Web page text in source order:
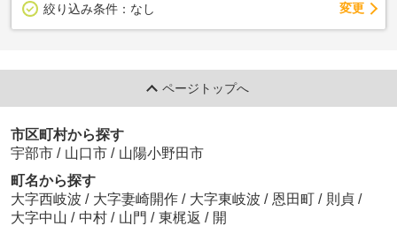
絞り込み条件： なし 変更
ページトップへ
市区町村から探す
宇部市 / 山口市 / 山陽小野田市
町名から探す
大字西岐波 / 大字妻崎開作 / 大字東岐波 / 恩田町 / 則貞 /
大字中山 / 中村 / 山門 / 東梶返 / 開